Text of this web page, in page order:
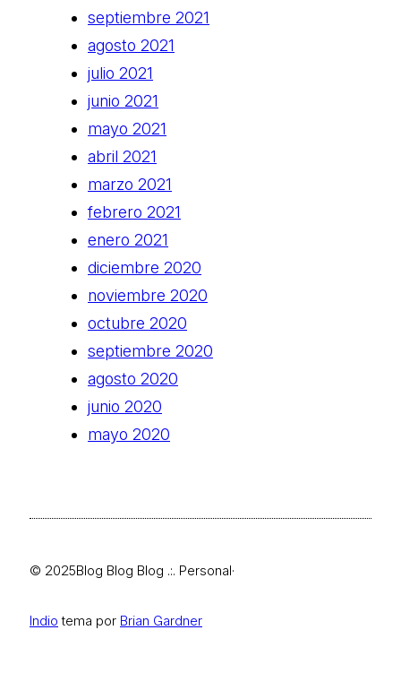
septiembre 2021
agosto 2021
julio 2021
junio 2021
mayo 2021
abril 2021
marzo 2021
febrero 2021
enero 2021
diciembre 2020
noviembre 2020
octubre 2020
septiembre 2020
agosto 2020
junio 2020
mayo 2020
© 2025Blog Blog Blog .:. Personal·
Indio tema por Brian Gardner